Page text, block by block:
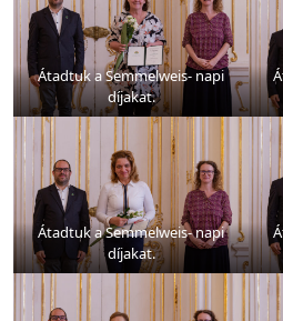
Átadtuk a Semmelweis- napi
díjakat.
Átadtuk a Semmelweis- napi
díjakat.